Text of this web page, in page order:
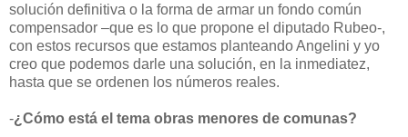
solución definitiva o la forma de armar un fondo común
compensador –que es lo que propone el diputado Rubeo-,
con estos recursos que estamos planteando Angelini y yo
creo que podemos darle una solución, en la inmediatez,
hasta que se ordenen los números reales.
-¿Cómo está el tema obras menores de comunas?